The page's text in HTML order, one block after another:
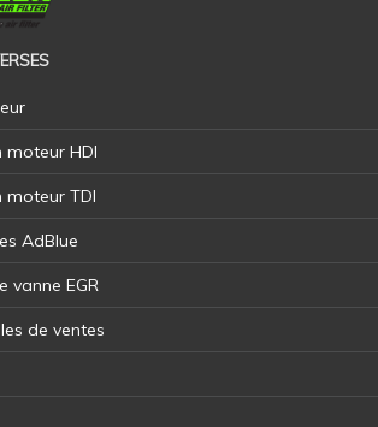
HDI
TDI
AdBlue
vanne EGR
de ventes